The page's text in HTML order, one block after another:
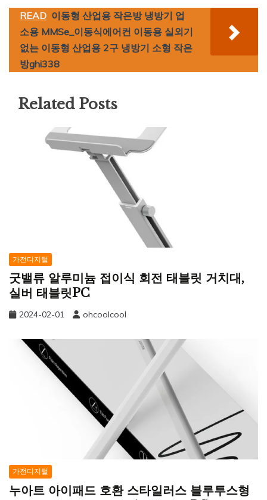
READ 이동형 산업용 작은방 냉방기 업
소용 MMSe_이동식에어컨 이동용 실외기
없는 이동형 산업용 2구 냉방기 소형 작은
방ghi338
Related Posts
가전디지털
굿밸류 알루미늄 접이식 회전 태블릿 거치대,
실버 태블릿PC
2024-02-01 ohcoolcool
가전디지털
누아트 아이패드 호환 스타일러스 블루투스형